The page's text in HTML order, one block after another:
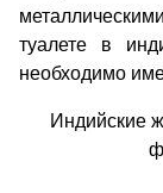
туалете в
необходимо
Индийские